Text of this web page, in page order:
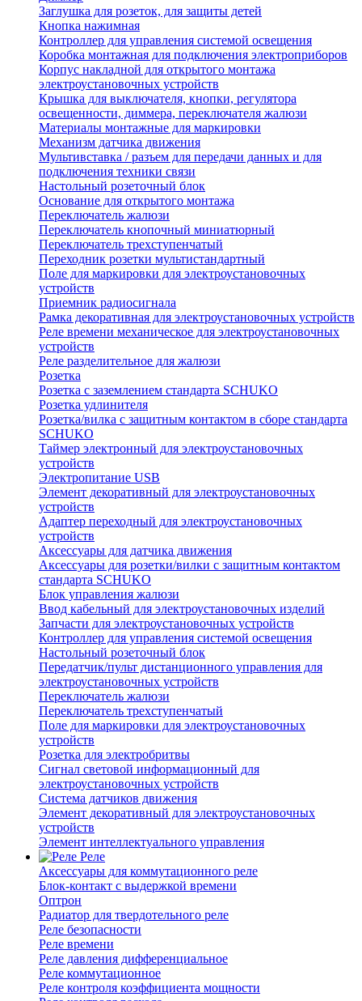
Заглушка для розеток, для защиты детей
Кнопка нажимная
Контроллер для управления системой освещения
Коробка монтажная для подключения электроприборов
Корпус накладной для открытого монтажа
электроустановочных устройств
Крышка для выключателя, кнопки, регулятора
освещенности, диммера, переключателя жалюзи
Материалы монтажные для маркировки
Механизм датчика движения
Мультивставка / разъем для передачи данных и для
подключения техники связи
Настольный розеточный блок
Основание для открытого монтажа
Переключатель жалюзи
Переключатель кнопочный миниатюрный
Переключатель трехступенчатый
Переходник розетки мультистандартный
Поле для маркировки для электроустановочных
устройств
Приемник радиосигнала
Рамка декоративная для электроустановочных устройств
Реле времени механическое для электроустановочных
устройств
Реле разделительное для жалюзи
Розетка
Розетка с заземлением стандарта SCHUKO
Розетка удлинителя
Розетка/вилка с защитным контактом в сборе стандарта
SCHUKO
Таймер электронный для электроустановочных
устройств
Электропитание USB
Элемент декоративный для электроустановочных
устройств
Адаптер переходный для электроустановочных
устройств
Аксессуары для датчика движения
Аксессуары для розетки/вилки с защитным контактом
стандарта SCHUKO
Блок управления жалюзи
Ввод кабельный для электроустановочных изделий
Запчасти для электроустановочных устройств
Контроллер для управления системой освещения
Настольный розеточный блок
Передатчик/пульт дистанционного управления для
электроустановочных устройств
Переключатель жалюзи
Переключатель трехступенчатый
Поле для маркировки для электроустановочных
устройств
Розетка для электробритвы
Сигнал световой информационный для
электроустановочных устройств
Система датчиков движения
Элемент декоративный для электроустановочных
устройств
Элемент интеллектуального управления
Реле
Аксессуары для коммутационного реле
Блок-контакт с выдержкой времени
Оптрон
Радиатор для твердотельного реле
Реле безопасности
Реле времени
Реле давления дифференциальное
Реле коммутационное
Реле контроля коэффициента мощности